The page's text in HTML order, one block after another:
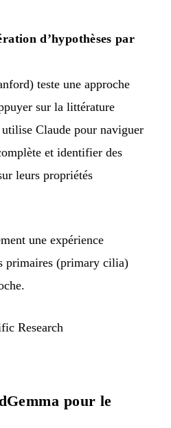
d’hypothèses par
teste une approche
sur la littérature
Claude pour naviguer
et identifier des
leurs propriétés
une expérience
primaires (primary cilia)
Research
pour le